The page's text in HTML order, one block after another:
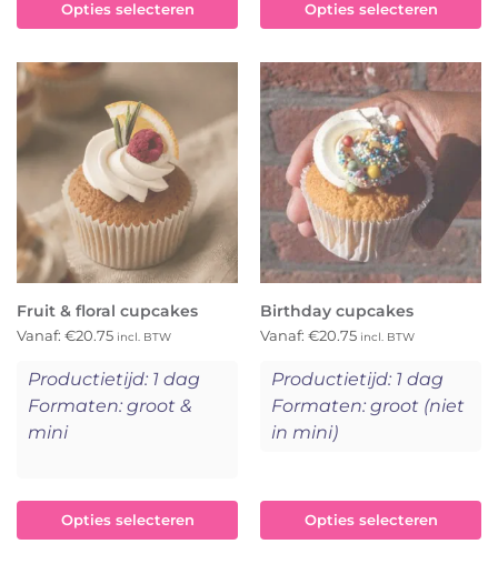
Opties selecteren Opties selecteren
Fruit & floral cupcakes
Vanaf: €20.75 incl. BTW
Productietijd: 1 dag
Formaten: groot &
mini
Opties selecteren
Birthday cupcakes
Vanaf: €20.75 incl. BTW
Productietijd: 1 dag
Formaten: groot (niet
in mini)
Opties selecteren